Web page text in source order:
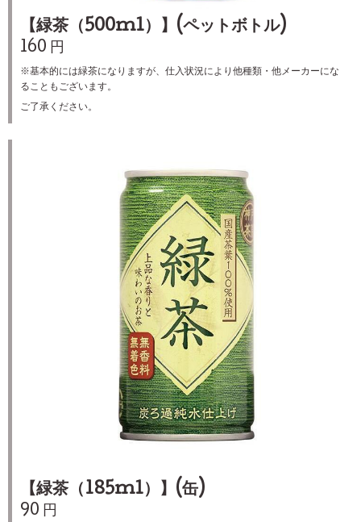
【緑茶（500ml）】(ペットボトル)
160 円
※基本的には緑茶になりますが、仕入状況により他種類・他メーカーにな
ることもございます。
ご了承ください。
【緑茶（185ml）】(缶)
90 円